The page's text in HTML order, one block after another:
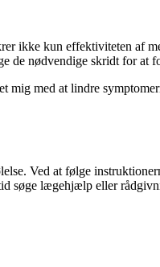
ikke kun effektiviteten af
de nødvendige skridt for at
med at lindre
Ved at følge
søge lægehjælp eller